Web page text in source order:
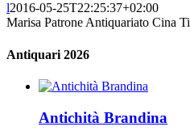
l2016-05-25T22:25:37+02:00
Marisa Patrone Antiquariato Cina
Antiquari 2026
Antichità Brandina